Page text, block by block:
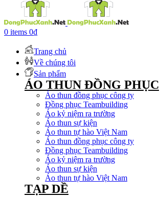
0 items 0₫
Trang chủ
Về chúng tôi
Sản phẩm
ÁO THUN ĐỒNG PHỤC
Áo thun đồng phục công ty
Đồng phục Teambuilding
Áo kỷ niệm ra trường
Áo thun sự kiện
Áo thun tự hào Việt Nam
Áo thun đồng phục công ty
Đồng phục Teambuilding
Áo kỷ niệm ra trường
Áo thun sự kiện
Áo thun tự hào Việt Nam
TẠP DỀ